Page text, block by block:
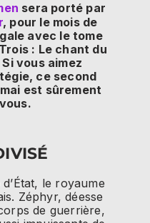
sera porté par
, pour le mois de
avec le tome
: Le chant du
vous aimez
ce second
est sûrement
le royaume
Zéphyr, déesse
de guerrière,